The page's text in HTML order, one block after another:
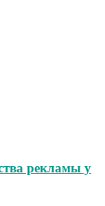
рекламы у